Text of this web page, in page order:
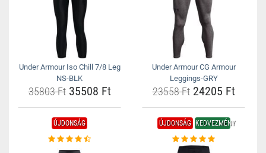
Under Armour Iso Chill 7/8 Leg
NS-BLK
35803 Ft35508 Ft
Under Armour CG Armour
Leggings-GRY
23558 Ft24205 Ft
ÚJDONSÁG ÚJDONSÁG KEDVEZMÉNY